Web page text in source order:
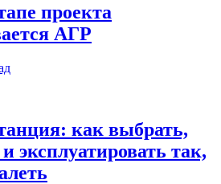
проекта
АГР
как выбрать,
эксплуатировать так,